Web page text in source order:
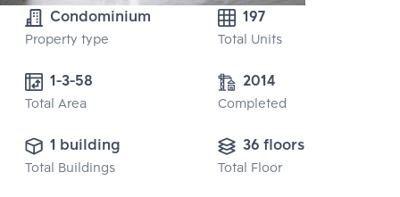
Condominium
Property type
197
Total Units
Total Area
2014
Completed
1 building
Total Buildings
36 floors
Total Floor